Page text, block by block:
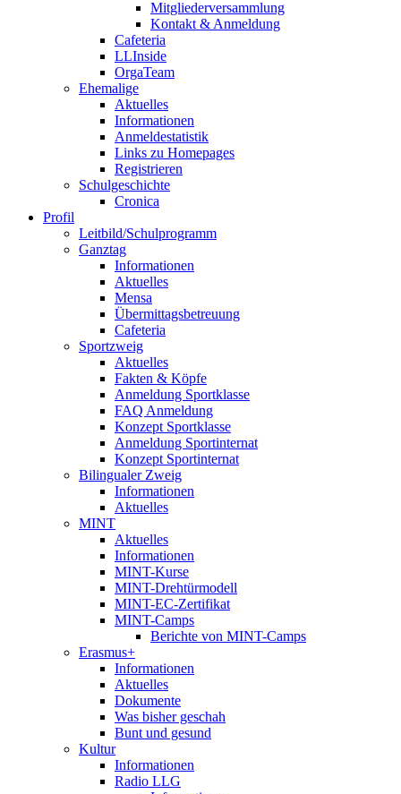
Mitgliederversammlung
Kontakt & Anmeldung
Cafeteria
LLInside
OrgaTeam
Ehemalige
Aktuelles
Informationen
Anmeldestatistik
Links zu Homepages
Registrieren
Schulgeschichte
Cronica
Profil
Leitbild/Schulprogramm
Ganztag
Informationen
Aktuelles
Mensa
Übermittagsbetreuung
Cafeteria
Sportzweig
Aktuelles
Fakten & Köpfe
Anmeldung Sportklasse
FAQ Anmeldung
Konzept Sportklasse
Anmeldung Sportinternat
Konzept Sportinternat
Bilingualer Zweig
Informationen
Aktuelles
MINT
Aktuelles
Informationen
MINT-Kurse
MINT-Drehtürmodell
MINT-EC-Zertifikat
MINT-Camps
Berichte von MINT-Camps
Erasmus+
Informationen
Aktuelles
Dokumente
Was bisher geschah
Bunt und gesund
Kultur
Informationen
Radio LLG